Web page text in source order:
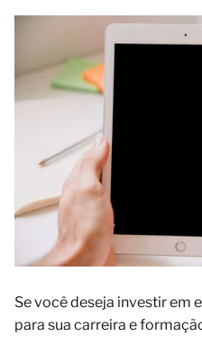
Se você deseja investir
para sua carreira e